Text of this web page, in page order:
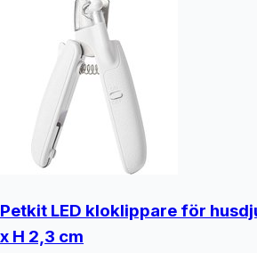
Petkit LED kloklippare för
x H 2,3 cm